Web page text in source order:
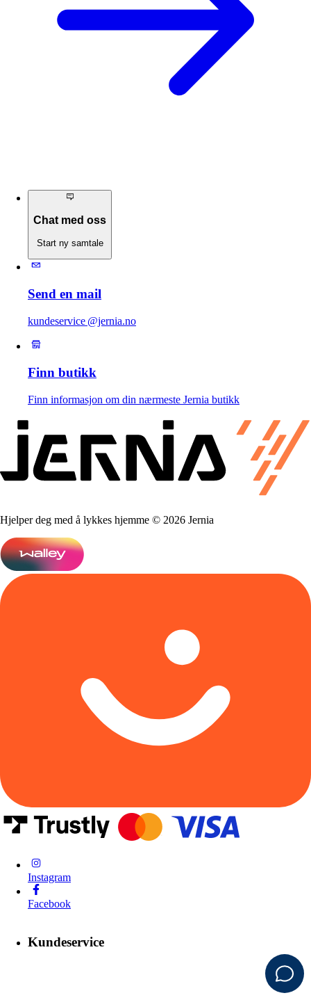
Chat med oss
Start ny samtale
Send en mail
kundeservice @jernia.no
Finn butikk
Finn informasjon om din nærmeste Jernia butikk
Hjelper deg med å lykkes hjemme © 2026 Jernia
Instagram
Facebook
Kundeservice